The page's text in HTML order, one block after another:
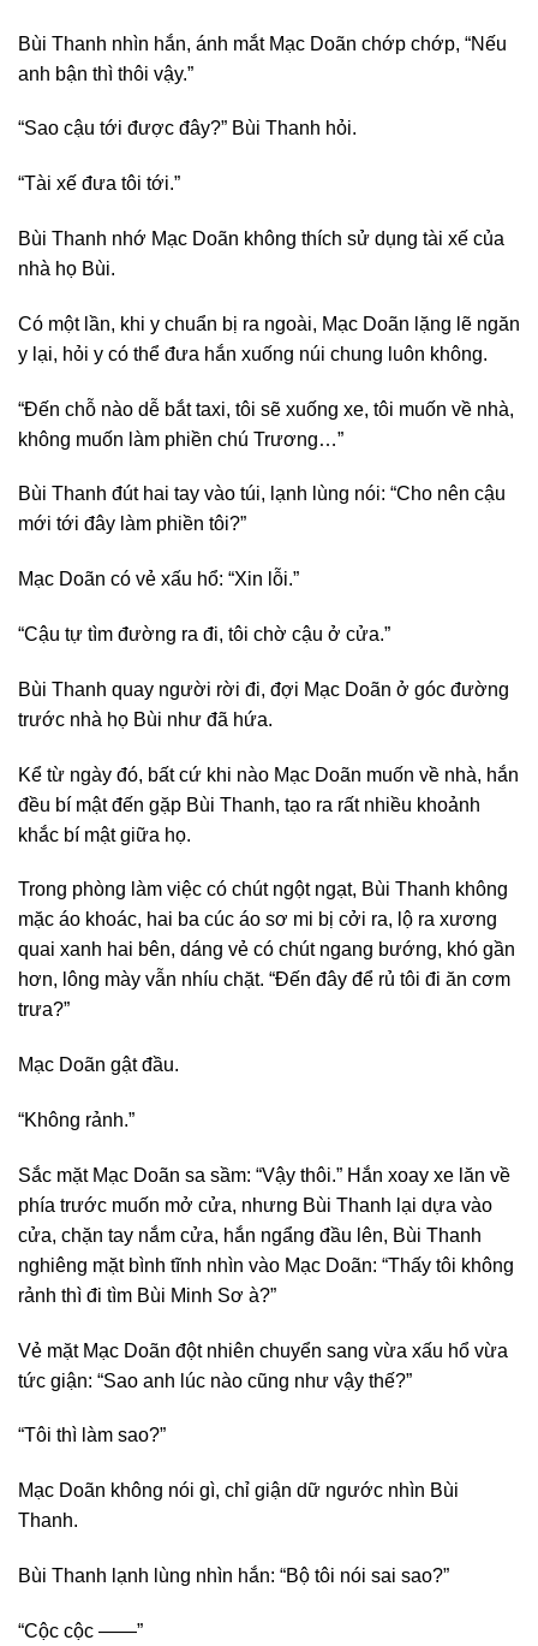
Bùi Thanh nhìn hắn, ánh mắt Mạc Doãn chớp chớp, “Nếu
anh bận thì thôi vậy.”
“Sao cậu tới được đây?” Bùi Thanh hỏi.
“Tài xế đưa tôi tới.”
Bùi Thanh nhớ Mạc Doãn không thích sử dụng tài xế của
nhà họ Bùi.
Có một lần, khi y chuẩn bị ra ngoài, Mạc Doãn lặng lẽ ngăn
y lại, hỏi y có thể đưa hắn xuống núi chung luôn không.
“Đến chỗ nào dễ bắt taxi, tôi sẽ xuống xe, tôi muốn về nhà,
không muốn làm phiền chú Trương…”
Bùi Thanh đút hai tay vào túi, lạnh lùng nói: “Cho nên cậu
mới tới đây làm phiền tôi?”
Mạc Doãn có vẻ xấu hổ: “Xin lỗi.”
“Cậu tự tìm đường ra đi, tôi chờ cậu ở cửa.”
Bùi Thanh quay người rời đi, đợi Mạc Doãn ở góc đường
trước nhà họ Bùi như đã hứa.
Kể từ ngày đó, bất cứ khi nào Mạc Doãn muốn về nhà, hắn
đều bí mật đến gặp Bùi Thanh, tạo ra rất nhiều khoảnh
khắc bí mật giữa họ.
Trong phòng làm việc có chút ngột ngạt, Bùi Thanh không
mặc áo khoác, hai ba cúc áo sơ mi bị cởi ra, lộ ra xương
quai xanh hai bên, dáng vẻ có chút ngang bướng, khó gần
hơn, lông mày vẫn nhíu chặt. “Đến đây để rủ tôi đi ăn cơm
trưa?”
Mạc Doãn gật đầu.
“Không rảnh.”
Sắc mặt Mạc Doãn sa sầm: “Vậy thôi.” Hắn xoay xe lăn về
phía trước muốn mở cửa, nhưng Bùi Thanh lại dựa vào
cửa, chặn tay nắm cửa, hắn ngẩng đầu lên, Bùi Thanh
nghiêng mặt bình tĩnh nhìn vào Mạc Doãn: “Thấy tôi không
rảnh thì đi tìm Bùi Minh Sơ à?”
Vẻ mặt Mạc Doãn đột nhiên chuyển sang vừa xấu hổ vừa
tức giận: “Sao anh lúc nào cũng như vậy thế?”
“Tôi thì làm sao?”
Mạc Doãn không nói gì, chỉ giận dữ ngước nhìn Bùi
Thanh.
Bùi Thanh lạnh lùng nhìn hắn: “Bộ tôi nói sai sao?”
“Cộc cộc ——”